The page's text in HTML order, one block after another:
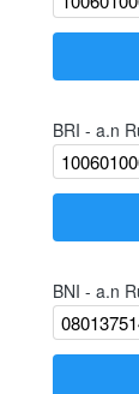
BRI - a.n
BNI - a.n